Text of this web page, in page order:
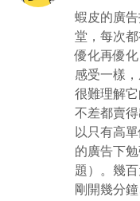
蝦皮的廣
堂，每次
優化再優
感受一樣
很難理解
不差都賣
以只有高
的廣告下
題）。幾
剛開幾分